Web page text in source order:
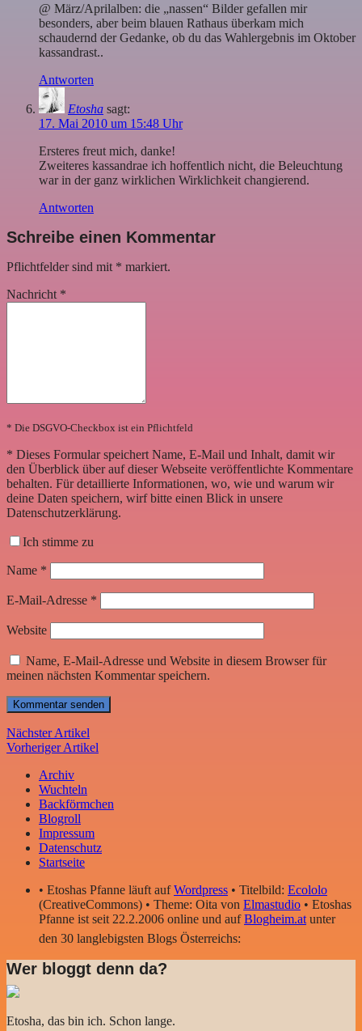
@ März/Aprilalben: die „nassen“ Bilder gefallen mir
besonders, aber beim blauen Rathaus überkam mich
schaudernd der Gedanke, ob du das Wahlergebnis im Oktober
kassandrast..
Antworten
Etosha sagt:
17. Mai 2010 um 15:48 Uhr
Ersteres freut mich, danke!
Zweiteres kassandrae ich hoffentlich nicht, die Beleuchtung
war in der ganz wirklichen Wirklichkeit changierend.
Antworten
Schreibe einen Kommentar
Pflichtfelder sind mit * markiert.
Nachricht *
* Die DSGVO-Checkbox ist ein Pflichtfeld
* Dieses Formular speichert Name, E-Mail und Inhalt, damit wir
den Überblick über auf dieser Webseite veröffentlichte Kommentare
behalten. Für detaillierte Informationen, wo, wie und warum wir
deine Daten speichern, wirf bitte einen Blick in unsere
Datenschutzerklärung.
Ich stimme zu
Name *
E-Mail-Adresse *
Website
Name, E-Mail-Adresse und Website in diesem Browser für
meinen nächsten Kommentar speichern.
Nächster Artikel
Vorheriger Artikel
Archiv
Wuchteln
Backförmchen
Blogroll
Impressum
Datenschutz
Startseite
• Etoshas Pfanne läuft aufWordpress • Titelbild: Ecololo
(CreativeCommons) • Theme: Oita von Elmastudio • Etoshas
Pfanne ist seit 22.2.2006 online und aufBlogheim.atunter
den 30 langlebigsten Blogs Österreichs:
Wer bloggt denn da?
Etosha, das bin ich. Schon lange.